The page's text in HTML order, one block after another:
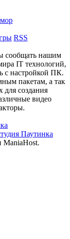
RSS
сообщать нашим
IT технологий,
с настройкой ПК.
пакетам, а так
для создания
видео
ManiaHost.